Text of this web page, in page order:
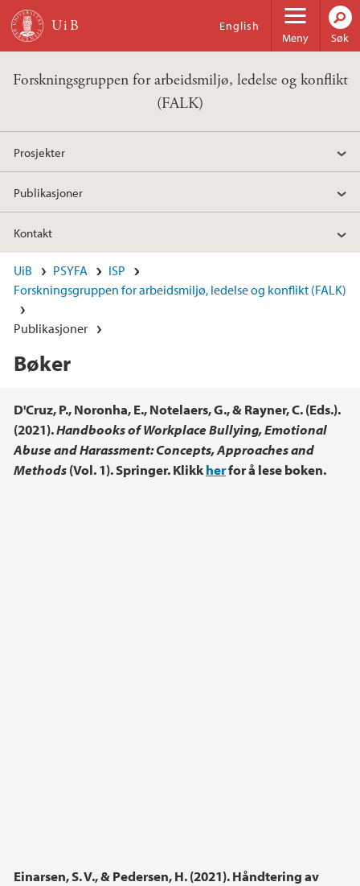
Hopp til hovedinnhold
Meny
English
Søk
Forskningsgruppen for arbeidsmiljø, ledelse og konflikt
(FALK)
Prosjekter
Publikasjoner
Kontakt
UiB PSYFA
ISP
Forskningsgruppen for arbeidsmiljø, ledelse og konflikt (FALK)
Publikasjoner
Bøker
Hovedinnhold
D'Cruz, P., Noronha, E., Notelaers, G., & Rayner, C. (Eds.).
(2021).Handbooks of Workplace Bullying, Emotional
Abuse and Harassment: Concepts, Approaches and
Methods(Vol. 1). Springer. Klikkherfor å lese boken.
Einarsen, S. V., & Pedersen, H. (2021). Håndtering av